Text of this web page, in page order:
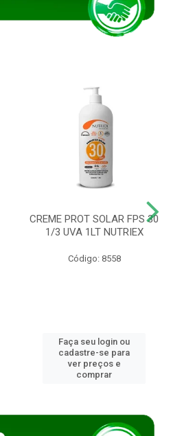
CREME PROT SOLAR FPS 30
1/3 UVA 1LT NUTRIEX
Código: 8558
Faça seu login ou
cadastre-se para
ver preços e
comprar